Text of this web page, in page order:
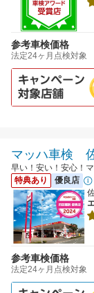
参考車検価格
法定24ヶ月点検対象
マッハ車検
早い！安い！安心！
特典あり
優良店
参考車検価格
法定24ヶ月点検対象